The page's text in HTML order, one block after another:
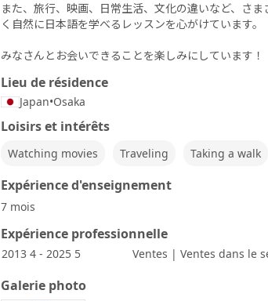
また、旅行、映画、日常生活、文化の違いなど、さ
く自然に日本語を学べるレッスンを心がけています。
みなさんとお会いできることを楽しみにしています！
Lieu de résidence
Japan•Osaka
Loisirs et intérêts
Watching movies Traveling Taking a walk
Expérience d'enseignement
7 mois
Expérience professionnelle
2013 4 - 2025 5 Ventes | Ventes dans le
Galerie photo